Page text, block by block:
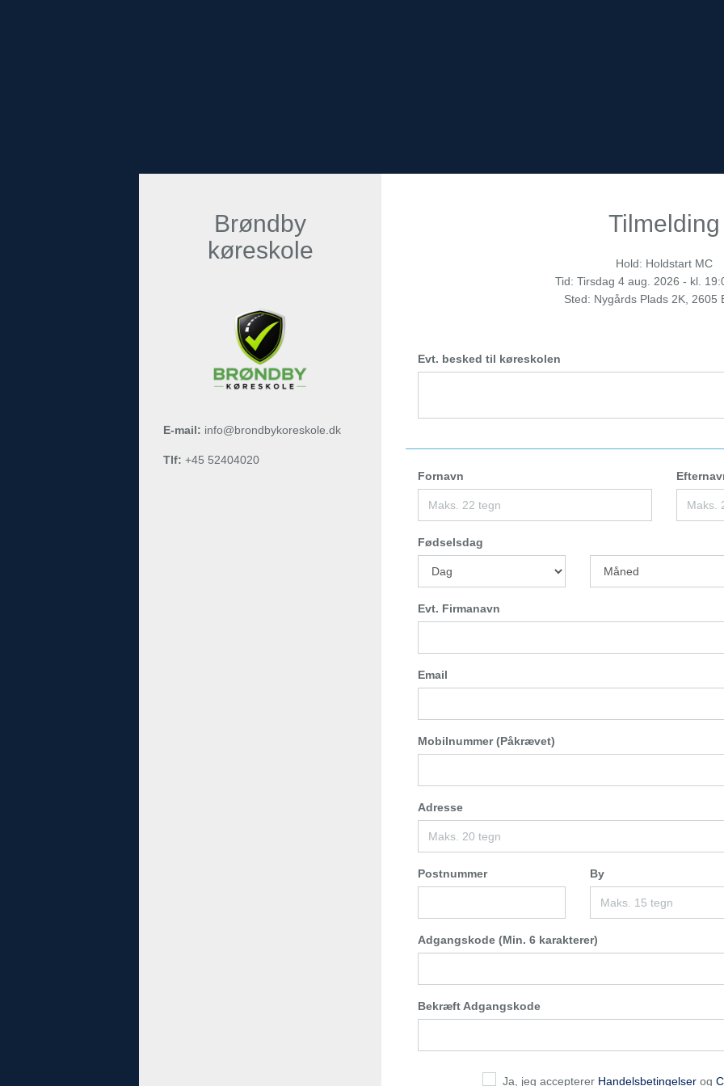
Brøndby
køreskole
E-mail: info@brondbykoreskole.dk
Tlf: +45 52404020
Tilmelding
Hold: Holdstart MC
Tid: Tirsdag 4 aug. 2026 - kl.
Sted: Nygårds Plads 2K, 2605
Evt. besked til køreskolen
Fornavn
Fødselsdag
Evt. Firmanavn
Email
Mobilnummer (Påkrævet)
Adresse
Postnummer By
Adgangskode (Min. 6 karakterer)
Bekræft Adgangskode
Ja, jeg accepterer Handelsbetingelser og